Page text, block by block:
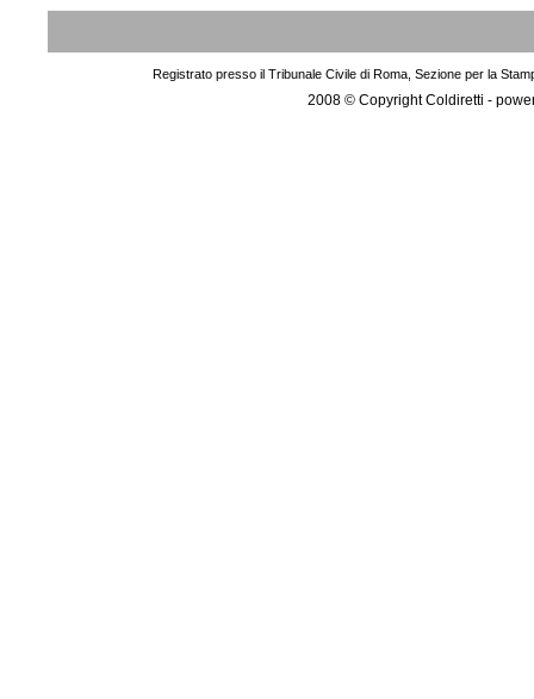
Registrato presso il Tribunale Civile di Roma, Sezione per la
2008 © Copyright Coldiretti -